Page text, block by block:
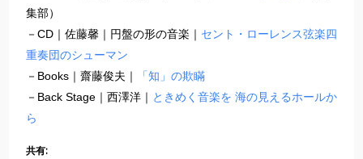
集部）
－CD｜佐藤馨｜円盤の形の音楽｜ セント・ローレンス弦楽四
重奏団のシューマン
－Books｜齋藤俊夫｜
「知」の欺瞞
－Back Stage｜西澤洋｜ ときめく音楽を 海の見えるホールか
ら
共有: